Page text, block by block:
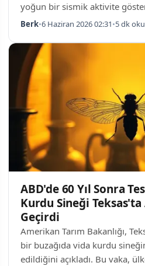
yoğun bir sismik aktivite
bölgede en az 6, hatta 6.5
isim, tarihsel süreçte aynı fay
büyük kırılmaların
bölgede meydana gelen 5
arkaya gelen sarsıntıların
olduğunu söyledi. Denizli Fay
Berk•6 Haziran 2026 02:31•5 dk
ABD'de 60 Yıl Sonra
Kurdu Sineği
Geçirdi
Amerikan Tarım Bakanlığı,
bir buzağıda vida kurdu
edildiğini açıkladı. Bu vaka,